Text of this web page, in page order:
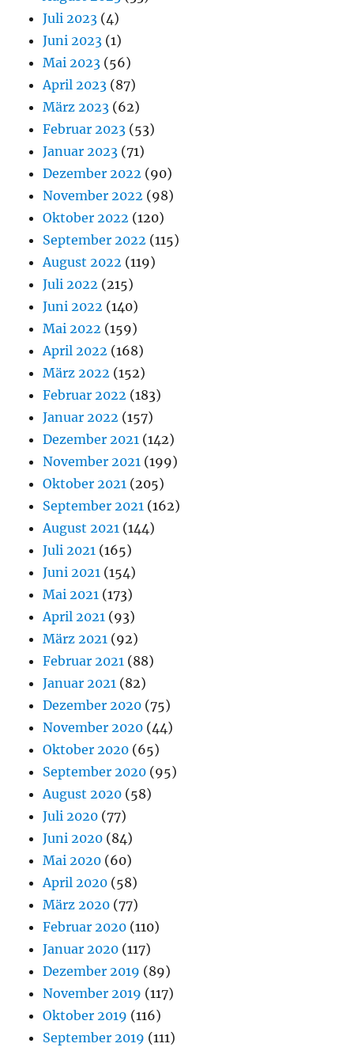
Juli 2023 (4)
Juni 2023 (1)
Mai 2023 (56)
April 2023 (87)
März 2023 (62)
Februar 2023 (53)
Januar 2023 (71)
Dezember 2022 (90)
November 2022 (98)
Oktober 2022 (120)
September 2022 (115)
August 2022 (119)
Juli 2022 (215)
Juni 2022 (140)
Mai 2022 (159)
April 2022 (168)
März 2022 (152)
Februar 2022 (183)
Januar 2022 (157)
Dezember 2021 (142)
November 2021 (199)
Oktober 2021 (205)
September 2021 (162)
August 2021 (144)
Juli 2021 (165)
Juni 2021 (154)
Mai 2021 (173)
April 2021 (93)
März 2021 (92)
Februar 2021 (88)
Januar 2021 (82)
Dezember 2020 (75)
November 2020 (44)
Oktober 2020 (65)
September 2020 (95)
August 2020 (58)
Juli 2020 (77)
Juni 2020 (84)
Mai 2020 (60)
April 2020 (58)
März 2020 (77)
Februar 2020 (110)
Januar 2020 (117)
Dezember 2019 (89)
November 2019 (117)
Oktober 2019 (116)
September 2019 (111)